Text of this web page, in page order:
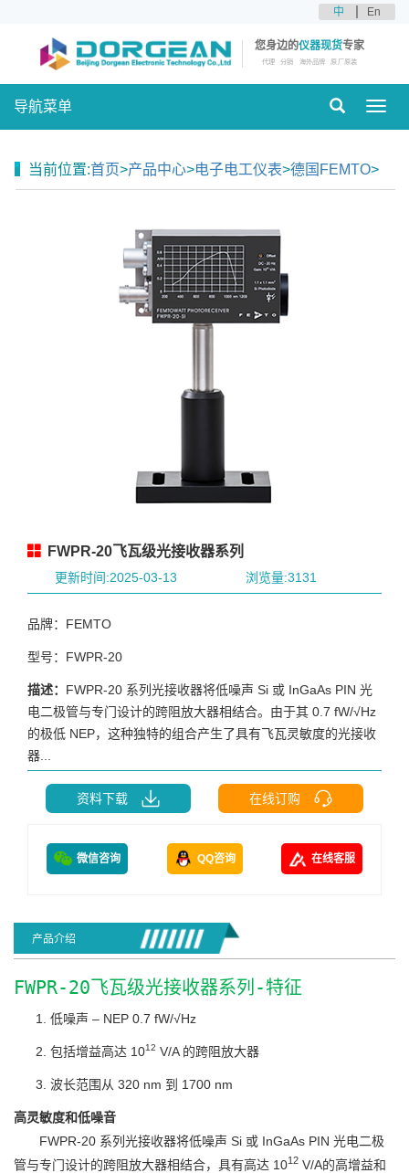
中 En
您身边的仪器现货专家
代理 分销 海外品牌 原厂原装
导航菜单
当前位置:首页>产品中心>电子电工仪表>德国FEMTO>
FWPR-20飞瓦级光接收器系列
更新时间:2025-03-13 浏览量:3131
品牌：FEMTO
型号：FWPR-20
描述： FWPR-20 系列光接收器将低噪声 Si 或 InGaAs PIN 光
电二极管与专门设计的跨阻放大器相结合。由于其 0.7 fW/√Hz
的极低 NEP，这种独特的组合产生了具有飞瓦灵敏度的光接收
器...
资料下载 在线订购
微信咨询 QQ咨询 在线客服
产品介绍
FWPR-20飞瓦级光接收器系列-特征
低噪声 – NEP 0.7 fW/√Hz
包括增益高达 1012 V/A 的跨阻放大器
波长范围从 320 nm 到 1700 nm
高灵敏度和低噪音
FWPR-20 系列光接收器将低噪声 Si 或 InGaAs PIN 光电二极
管与专门设计的跨阻放大器相结合，具有高达 1012 V/A的高增益和